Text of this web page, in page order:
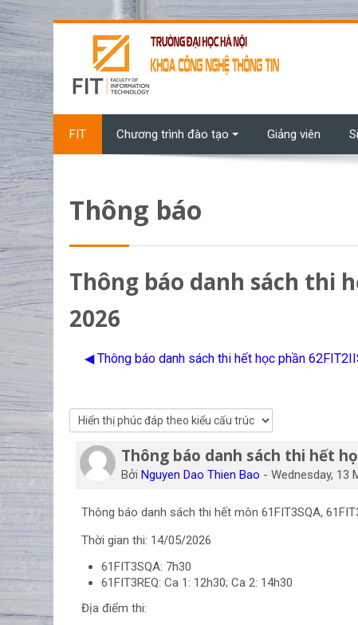
Chuyển tới nội dung chính
FIT Chương trình đào tạo Giảng viên
Thông báo
Thông báo danh sách thi
2026
◀︎ Thông báo danh sách thi hết học phần
Thông báo danh sách thi hết
BởiNguyen Dao Thien Bao -Wednesday, 13
Số lượng các câu trả lời: 0
Thông báo danh sách thi hết môn 61FIT3SQA,
Thời gian thi: 14/05/2026
61FIT3SQA: 7h30
61FIT3REQ: Ca 1: 12h30; Ca 2:
Địa điểm thi: